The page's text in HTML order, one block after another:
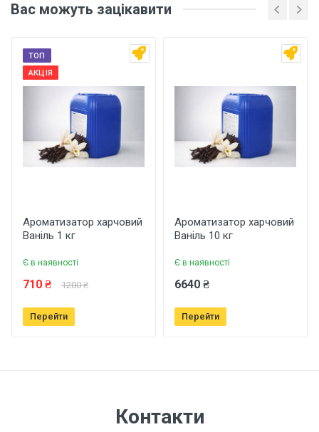
Основні характеристики
Бренд
Країна виробник
Україна
Ром 1 кг
Відгуки про товар поки що відсутні.
Написати відгук
Рейтинг
Ваше ім'я
Вас можуть зацікавити
ТОП
АКЦІЯ
Ароматизатор харчовий
Ваніль 1 кг
Є в наявності
710 ₴ 1200 ₴
Перейти
Ароматизатор харчовий
Ваніль 10 кг
Є в наявності
6640 ₴
Перейти
Контакти